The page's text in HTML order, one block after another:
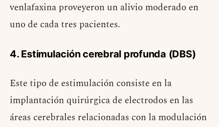
venlafaxina proveyeron un alivio moderado en
uno de cada tres pacientes.
4. Estimulación cerebral profunda (DBS)
Este tipo de estimulación consiste en la
implantación quirúrgica de electrodos en las
áreas cerebrales relacionadas con la modulación